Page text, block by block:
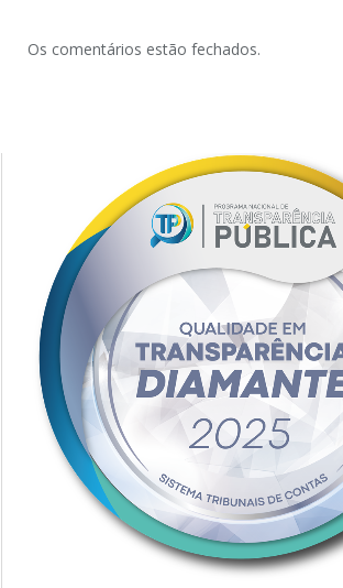
Os comentários estão fechados.